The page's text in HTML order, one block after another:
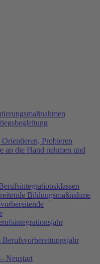
Probieren
an die Hand nehmen und
Bildungsmaßnahme
Neustart